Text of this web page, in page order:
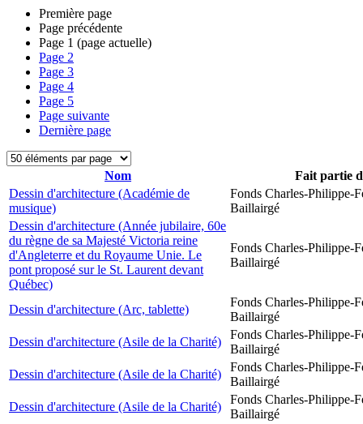
Première page
Page précédente
Page 1 (page actuelle)
Page 2
Page 3
Page 4
Page 5
Page suivante
Dernière page
Nom
Fait partie
Dessin d'architecture (Académie de
musique)
Fonds Charles-Philippe-
Baillairgé
Dessin d'architecture (Année jubilaire, 60e
du règne de sa Majesté Victoria reine
d'Angleterre et du Royaume Unie. Le
pont proposé sur le St. Laurent devant
Québec)
Fonds Charles-Philippe-
Baillairgé
Dessin d'architecture (Arc, tablette)
Fonds Charles-Philippe-
Baillairgé
Dessin d'architecture (Asile de la Charité)
Fonds Charles-Philippe-
Baillairgé
Dessin d'architecture (Asile de la Charité)
Fonds Charles-Philippe-
Baillairgé
Dessin d'architecture (Asile de la Charité)
Fonds Charles-Philippe-
Baillairgé